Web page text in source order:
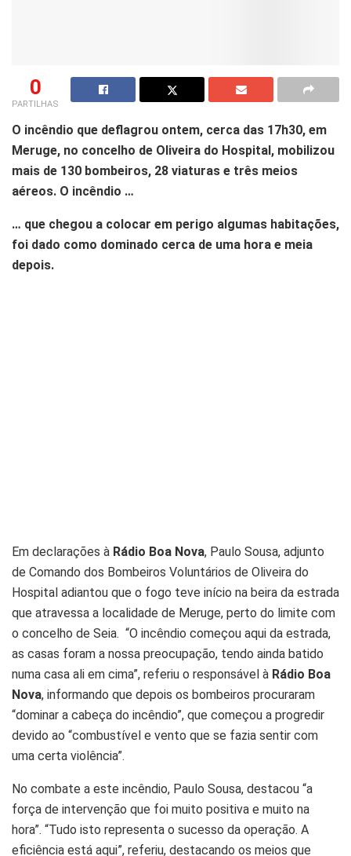
0
PARTILHAS
O incêndio que deflagrou ontem, cerca das 17h30, em
Meruge, no concelho de Oliveira do Hospital, mobilizou
mais de 130 bombeiros, 28 viaturas e três meios
aéreos. O incêndio …
… que chegou a colocar em perigo algumas habitações,
foi dado como dominado cerca de uma hora e meia
depois.
Em declarações à Rádio Boa Nova, Paulo Sousa, adjunto
de Comando dos Bombeiros Voluntários de Oliveira do
Hospital adiantou que o fogo teve início na beira da estrada
que atravessa a localidade de Meruge, perto do limite com
o concelho de Seia. “O incêndio começou aqui da estrada,
as casas foram a nossa preocupação, tendo ainda batido
numa casa ali em cima”, referiu o responsável à Rádio Boa
Nova, informando que depois os bombeiros procuraram
“dominar a cabeça do incêndio”, que começou a progredir
devido ao “combustível e vento que se fazia sentir com
uma certa violência”.
No combate a este incêndio, Paulo Sousa, destacou “a
força de intervenção que foi muito positiva e muito na
hora”. “Tudo isto representa o sucesso da operação. A
eficiência está aqui”, referiu, destacando os meios que